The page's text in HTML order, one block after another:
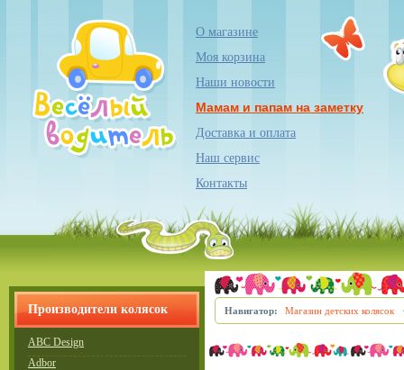
О магазине
Моя корзина
Наши новости
Мамам и папам на заметку
Доставка и оплата
Наш сервис
Контакты
Производители колясок
ABC Design
Adbor
Навигатор: Магазин детских колясок